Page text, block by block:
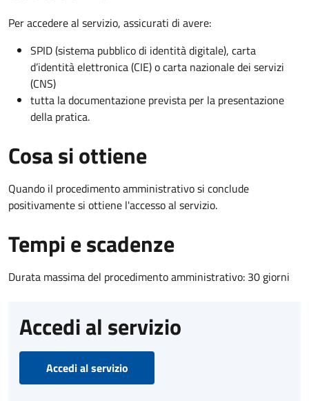
Per accedere al servizio, assicurati di avere:
SPID (sistema pubblico di identità digitale), carta
d’identità elettronica (CIE) o carta nazionale dei servizi
(CNS)
tutta la documentazione prevista per la presentazione
della pratica.
Cosa si ottiene
Quando il procedimento amministrativo si conclude
positivamente si ottiene l'accesso al servizio.
Tempi e scadenze
Durata massima del procedimento amministrativo: 30 giorni
Accedi al servizio
Accedi al servizio